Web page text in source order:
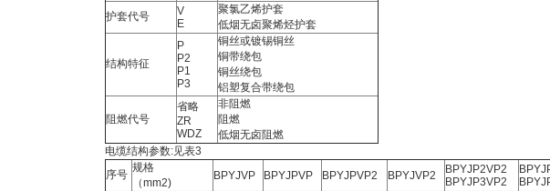
护套代号
V
E
聚氯乙烯护套
低烟无卤聚烯烃护套
结构特征
P
P2
P1
P3
铜丝或镀锡铜丝
铜带绕包
铜丝绕包
铝塑复合带绕包
阻燃代号
省略
ZR
WDZ
非阻燃
阻燃
低烟无卤阻燃
电缆结构参数:见表3
序号
规格
（mm2)
BPYJVP BPYJPVP BPYJPVP2 BPYJVP2
BPYJP2VP2
BPYJP3VP2